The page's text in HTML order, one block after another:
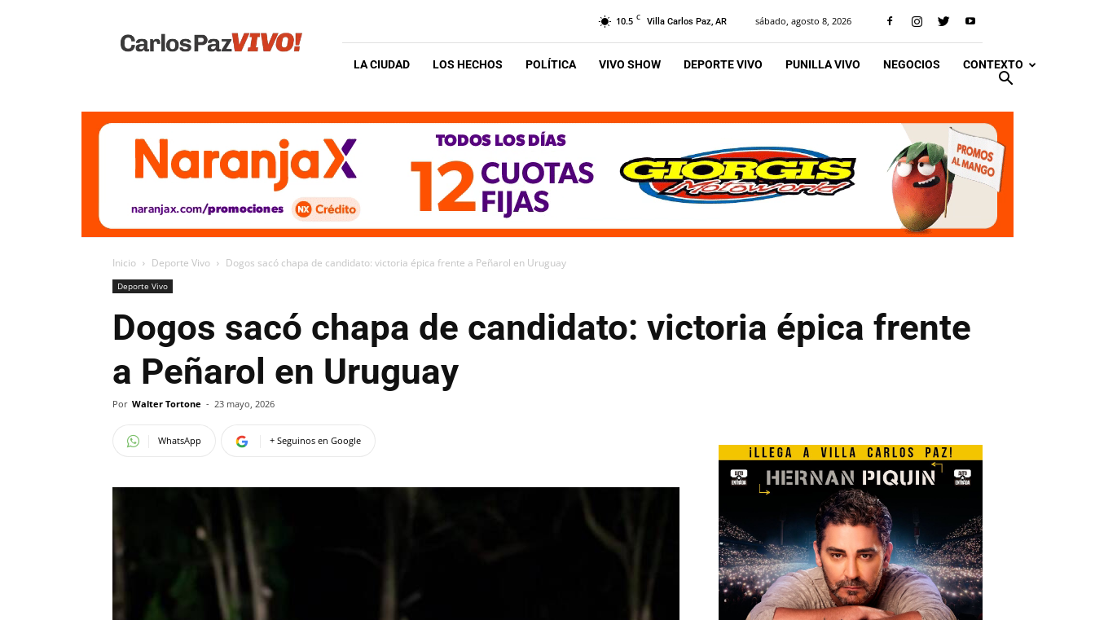
Vivo
10.5 C Villa Carlos Paz, AR sábado, agosto 8, 2026
LA CIUDAD LOS HECHOS POLÍTICA VIVO SHOW DEPORTE VIVO PUNILLA VIVO NEGOCIOS CONTEXTO
Inicio Deporte Vivo Dogos sacó chapa de candidato: victoria épica frente a Peñarol en Uruguay
Deporte Vivo
Dogos sacó chapa de candidato: victoria épica frente
a Peñarol en Uruguay
Por Walter Tortone - 23 mayo, 2026
WhatsApp + Seguinos en Google